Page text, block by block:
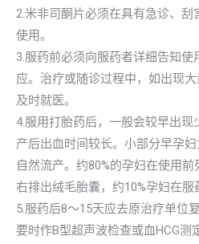
2.米非司酮片必须在具有急诊、
使用。
3.服药前必须向服药者详细告知使
应。治疗或随诊过程中，如出现
及时就医。
4.服用打胎药后，一般会较早出
产后出血时间较长。小部分早孕
自然流产。约80%的孕妇在使用
右排出绒毛胎囊，约10%孕妇在服
5.服药后8～15天应去原治疗单位
要时作B型超声波检查或血HCG测